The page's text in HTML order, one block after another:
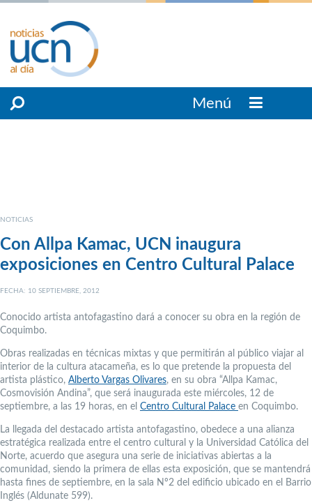
Menú
NOTICIAS
Con Allpa Kamac, UCN inaugura
exposiciones en Centro Cultural Palace
FECHA: 10 SEPTIEMBRE, 2012
Conocido artista antofagastino dará a conocer su obra en la región de
Coquimbo.
Obras realizadas en técnicas mixtas y que permitirán al público viajar al
interior de la cultura atacameña, es lo que pretende la propuesta del
artista plástico, Alberto Vargas Olivares, en su obra “Allpa Kamac,
Cosmovisión Andina”, que será inaugurada este miércoles, 12 de
septiembre, a las 19 horas, en el Centro Cultural Palace en Coquimbo.
La llegada del destacado artista antofagastino, obedece a una alianza
estratégica realizada entre el centro cultural y la Universidad Católica del
Norte, acuerdo que asegura una serie de iniciativas abiertas a la
comunidad, siendo la primera de ellas esta exposición, que se mantendrá
hasta fines de septiembre, en la sala Nº2 del edificio ubicado en el Barrio
Inglés (Aldunate 599).